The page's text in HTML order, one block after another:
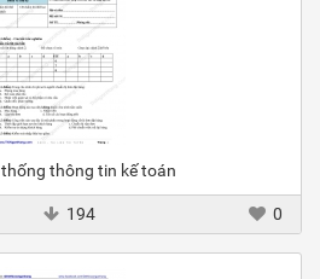
thông tin kế toán
194 0